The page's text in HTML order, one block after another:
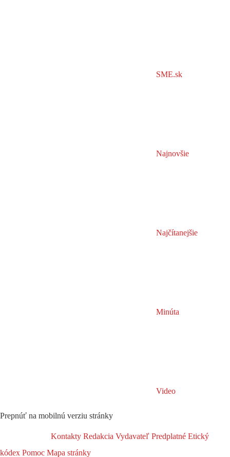
SME.sk
Najnovšie
Najčítanejšie
Minúta
Video
Prepnúť na mobilnú verziu stránky
Kontakty Redakcia Vydavateľ Predplatné Etický
kódex Pomoc Mapa stránky